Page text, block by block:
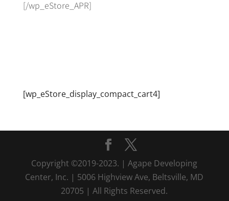
[/wp_eStore_APR]
[wp_eStore_display_compact_cart4]
Copyright ©2019-2023. | Agape Developing
Center, Inc. | 5006 Highview Ave, Beltsville, MD
20705 | All Rights Reserved.